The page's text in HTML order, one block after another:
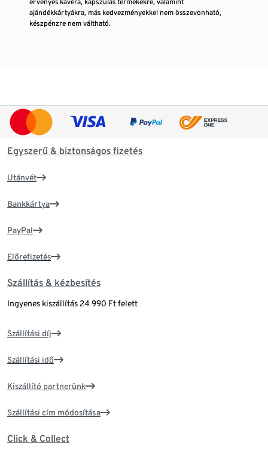
érvényes kávéra, kapszulás termékekre, valamint
ajándékkártyákra, más kedvezményekkel nem összevonható,
készpénzre nem váltható.
Egyszerű & biztonságos fizetés
Utánvét
Bankkártya
PayPal
Előrefizetés
Szállítás & kézbesítés
Ingyenes kiszállítás 24 990 Ft felett
Szállítási díj
Szállítási idő
Kiszállító partnerünk
Szállítási cím módosítása
Click & Collect